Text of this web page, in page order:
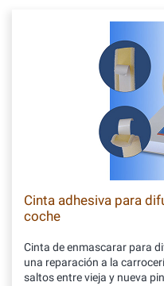
Cinta adhesiva para
coche
Cinta de enmascarar para
una reparación a la
saltos entre vieja y nueva